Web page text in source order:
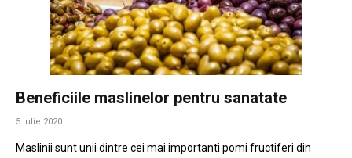
Beneficiile maslinelor pentru sanatate
5 iulie 2020
Maslinii sunt unii dintre cei mai importanti pomi fructiferi din